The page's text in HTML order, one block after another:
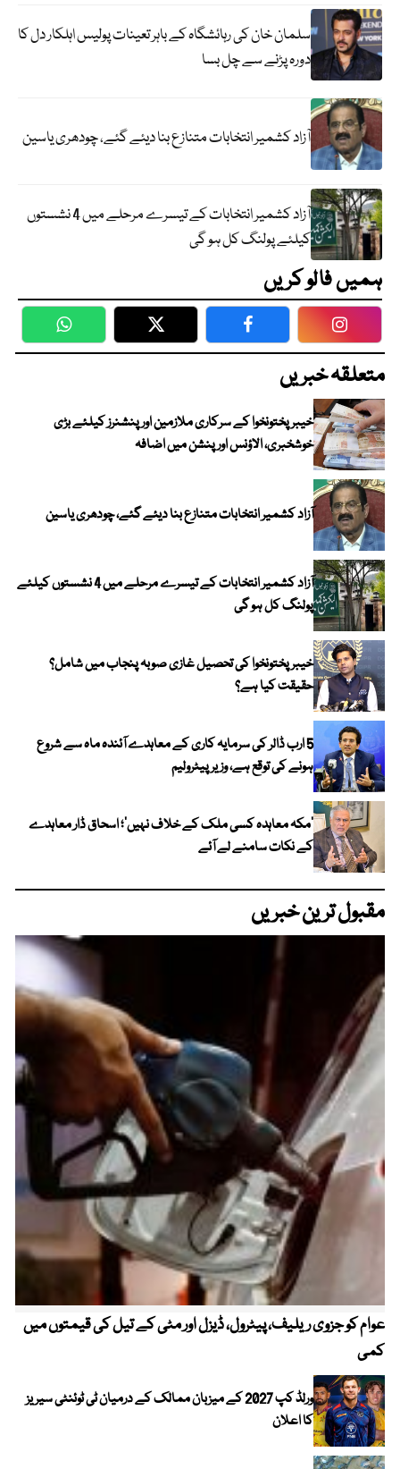
سلمان خان کی رہائشگاہ کے باہر تعینات پولیس اہلکار دل کا
دورہ پڑنے سے چل بسا
آزاد کشمیر انتخابات متنازع بنا دیئے گئے، چودھری یاسین
آزاد کشمیر انتخابات کے تیسرے مرحلے میں 4 نشستوں
کیلئے پولنگ کل ہو گی
ہمیں فالو کریں
WhatsApp Twitter Facebook
متعلقہ خبریں
خیبرپختونخوا کے سرکاری ملازمین اور پنشنرز کیلئے بڑی
خوشخبری، الاؤنس اور پنشن میں اضافہ
آزاد کشمیر انتخابات متنازع بنا دیئے گئے، چودھری یاسین
آزاد کشمیر انتخابات کے تیسرے مرحلے میں 4 نشستوں کیلئے
پولنگ کل ہو گی
خیبر پختونخوا کی تحصیل غازی صوبہ پنجاب میں شامل؟
حقیقت کیا ہے؟
5 ارب ڈالر کی سرمایہ کاری کے معاہدے آئندہ ماہ سے شروع
ہونے کی توقع ہے، وزیر پیٹرولیم
‘مکہ معاہدہ کسی ملک کے خلاف نہیں’؛ اسحاق ڈار معاہدے
کے نکات سامنے لے آئے
مقبول ترین خبریں
عوام کو جزوی ریلیف، پیٹرول، ڈیزل اور مٹی کے تیل کی قیمتوں میں
کمی
ورلڈ کپ 2027 کے میزبان ممالک کے درمیان ٹی ٹوئنٹی سیریز
کا اعلان